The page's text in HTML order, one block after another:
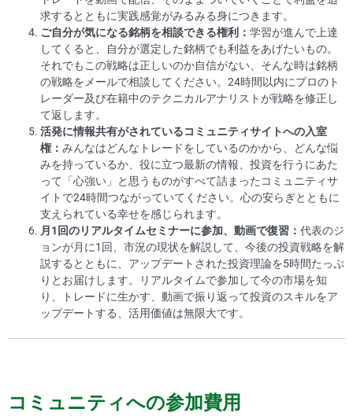
求するとともに実践感覚がみるみる身につきます。
ご自分が気になる銘柄を相談できる権利：学習が進んで上達
してくると、自分が選定した銘柄でも利益をあげたいもの。
それでもこの戦略は正しいのか自信がない、そんな時は銘柄
の戦略をメールで相談してください。24時間以内にプロのト
レーダー及び在籍中のテクニカルアナリストが戦略を修正し
て返します。
活発に情報共有がされているコミュニティサイトへの入室
権：みんなはどんなトレードをしているのかから、どんな悩
みを持っているか、役に立つ最新の情報、投資を行うにあた
って「心強い」と思うものがすべて詰まったコミュニティサ
イトで24時間つながっていてください。心の安らぎとともに
支えられている幸せを感じられます。
月1回のリアルタイムセミナーに参加、動画で復習：代表のジ
ョンが月に1回、市況の現状を解説して、今後の投資戦略を解
説するとともに、アップデートされた投資理論を5時間たっぷ
りとお届けします。リアルタイムで参加して今の市場を知
り、トレードに生かす、動画で振り返って投資のスキルをア
ップデートする、活用価値は無限大です。
コミュニティへの参加費用